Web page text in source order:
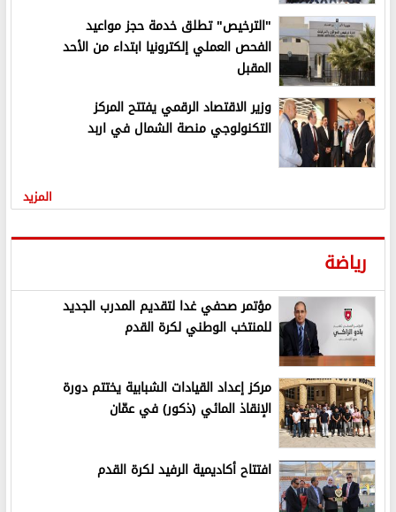
"الترخيص" تطلق خدمة حجز مواعيد
الفحص العملي إلكترونيا ابتداء من الأحد
المقبل
وزير الاقتصاد الرقمي يفتتح المركز
التكنولوجي منصة الشمال في اربد
المزيد
رياضة
مؤتمر صحفي غدا لتقديم المدرب الجديد
للمنتخب الوطني لكرة القدم
مركز إعداد القيادات الشبابية يختتم دورة
الإنقاذ المائي (ذكور) في عمّان
افتتاح أكاديمية الرفيد لكرة القدم